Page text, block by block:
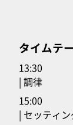
タイムテ
13:30
| 調律
15:00
| セッティ